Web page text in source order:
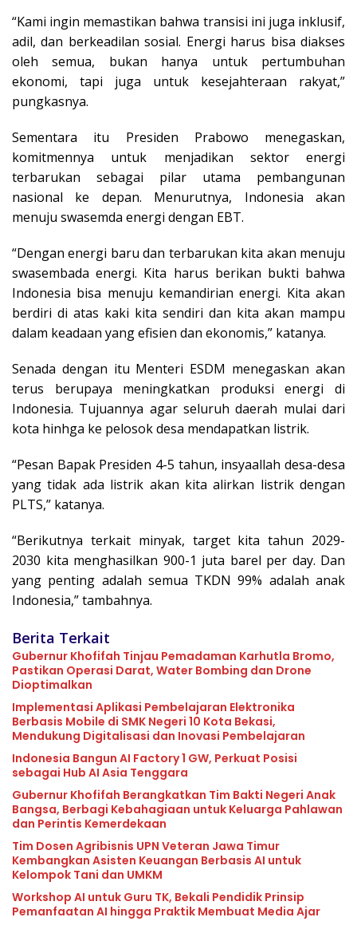
“Kami ingin memastikan bahwa transisi ini juga inklusif,
adil, dan berkeadilan sosial. Energi harus bisa diakses
oleh semua, bukan hanya untuk pertumbuhan
ekonomi, tapi juga untuk kesejahteraan rakyat,”
pungkasnya.
Sementara itu Presiden Prabowo menegaskan,
komitmennya untuk menjadikan sektor energi
terbarukan sebagai pilar utama pembangunan
nasional ke depan. Menurutnya, Indonesia akan
menuju swasemda energi dengan EBT.
“Dengan energi baru dan terbarukan kita akan menuju
swasembada energi. Kita harus berikan bukti bahwa
Indonesia bisa menuju kemandirian energi. Kita akan
berdiri di atas kaki kita sendiri dan kita akan mampu
dalam keadaan yang efisien dan ekonomis,” katanya.
Senada dengan itu Menteri ESDM menegaskan akan
terus berupaya meningkatkan produksi energi di
Indonesia. Tujuannya agar seluruh daerah mulai dari
kota hinhga ke pelosok desa mendapatkan listrik.
“Pesan Bapak Presiden 4-5 tahun, insyaallah desa-desa
yang tidak ada listrik akan kita alirkan listrik dengan
PLTS,” katanya.
“Berikutnya terkait minyak, target kita tahun 2029-
2030 kita menghasilkan 900-1 juta barel per day. Dan
yang penting adalah semua TKDN 99% adalah anak
Indonesia,” tambahnya.
Berita Terkait
Gubernur Khofifah Tinjau Pemadaman Karhutla Bromo,
Pastikan Operasi Darat, Water Bombing dan Drone
Dioptimalkan
Implementasi Aplikasi Pembelajaran Elektronika
Berbasis Mobile di SMK Negeri 10 Kota Bekasi,
Mendukung Digitalisasi dan Inovasi Pembelajaran
Indonesia Bangun AI Factory 1 GW, Perkuat Posisi
sebagai Hub AI Asia Tenggara
Gubernur Khofifah Berangkatkan Tim Bakti Negeri Anak
Bangsa, Berbagi Kebahagiaan untuk Keluarga Pahlawan
dan Perintis Kemerdekaan
Tim Dosen Agribisnis UPN Veteran Jawa Timur
Kembangkan Asisten Keuangan Berbasis AI untuk
Kelompok Tani dan UMKM
Workshop AI untuk Guru TK, Bekali Pendidik Prinsip
Pemanfaatan AI hingga Praktik Membuat Media Ajar